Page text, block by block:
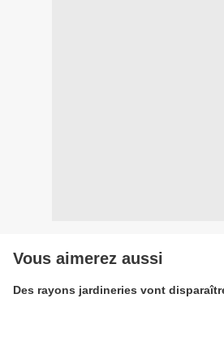
Vous aimerez aussi
Des rayons jardineries vont